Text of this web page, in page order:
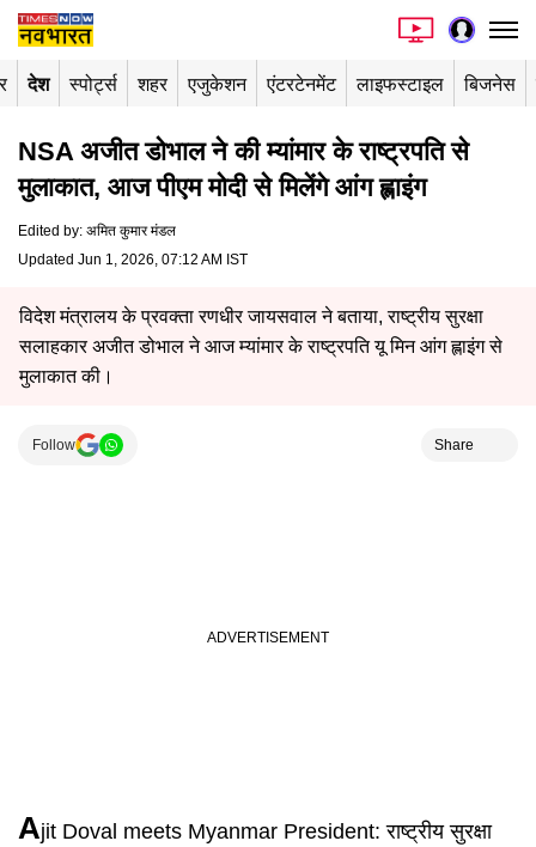
देश स्पोर्ट्स शहर एजुकेशन एंटरटेनमेंट लाइफस्टाइल बिजनेस
NSA अजीत डोभाल ने की म्यांमार के राष्ट्रपति से
मुलाकात, आज पीएम मोदी से मिलेंगे आंग ह्लाइंग
Edited by: अमित कुमार मंडल
Updated Jun 1, 2026, 07:12 AM IST
विदेश मंत्रालय के प्रवक्ता रणधीर जायसवाल ने बताया, राष्ट्रीय सुरक्षा
सलाहकार अजीत डोभाल ने आज म्यांमार के राष्ट्रपति यू मिन आंग ह्लाइंग से
मुलाकात की।
Follow Share
Ajit Doval meets Myanmar President: राष्ट्रीय सुरक्षा